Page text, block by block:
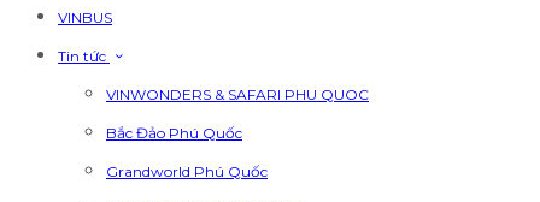
VINBUS
Tin tức
VINWONDERS & SAFARI PHU QUOC
Bắc Đảo Phú Quốc
Grandworld Phú Quốc